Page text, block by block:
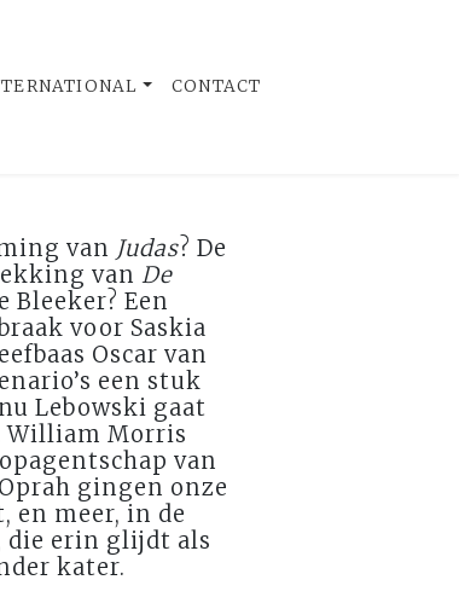
CONTACT
van Judas? De
van De
Bleeker? Een
voor Saskia
Oscar van
een stuk
Lebowski gaat
William Morris
van
gingen onze
en meer, in de
die erin glijdt als
kater.